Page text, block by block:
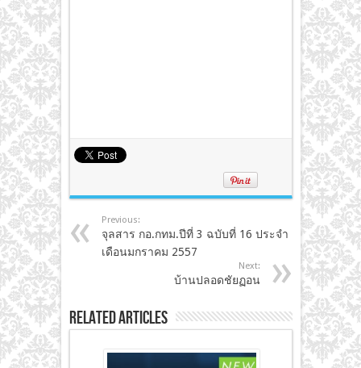
Previous:
จุลสาร กอ.กทม.ปีที่ 3 ฉบับที่ 16 ประจำ
เดือนมกราคม 2557
Next:
บ้านปลอดชัยฏอน
Related Articles